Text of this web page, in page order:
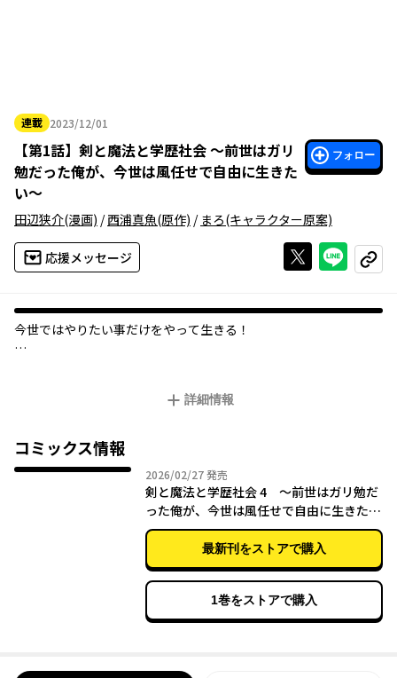
連載 2023/12/01
2023年12月01日
【第1話】 剣と魔法と学歴社会 ～前世はガリ
勉だった俺が、今世は風任せで自由に生きた
い～
フォロー
田辺狭介(漫画) /西浦真魚(原作) / まろ(キャラクター原案)
応援メッセージ Xで投稿する
ライン
コピー
今世ではやりたい事だけをやって生きる！
しかしこの異世界は、前世の自分が縛られた「学歴」が何より重
もう学歴には囚われない。今世こそは自由気ままに風任せで生き
てやる！
そう決めて好き勝手していたら、行く先々でなぜか注目の的
詳細情報
コミックス情報
2026/02/272026年02月27日
発売
剣と魔法と学歴社会 4 ～前世はガリ勉だ
った俺が、今世は風任せで自由に生きたい
～
最新刊をストアで購入
1巻をストアで購入